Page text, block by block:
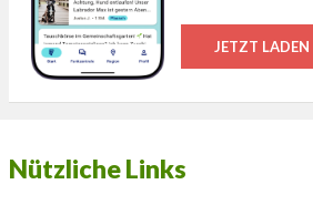
JETZT LADEN
Nützliche Links